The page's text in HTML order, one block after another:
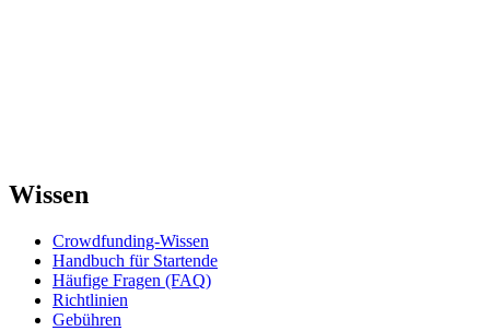
Wissen
Crowdfunding-Wissen
Handbuch für Startende
Häufige Fragen (FAQ)
Richtlinien
Gebühren